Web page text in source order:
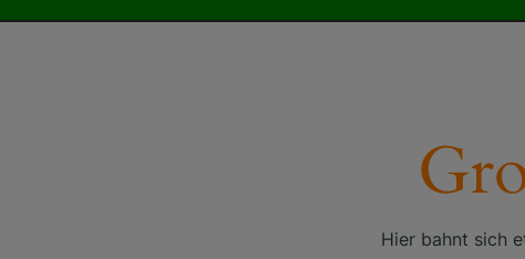
Hier bahnt sich